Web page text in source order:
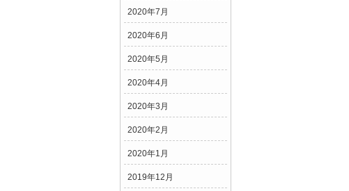
2020年7月
2020年6月
2020年5月
2020年4月
2020年3月
2020年2月
2020年1月
2019年12月